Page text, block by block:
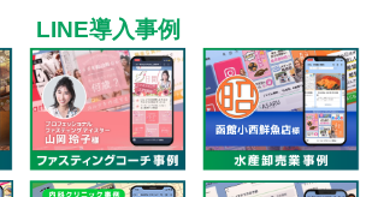
LINE導入事例